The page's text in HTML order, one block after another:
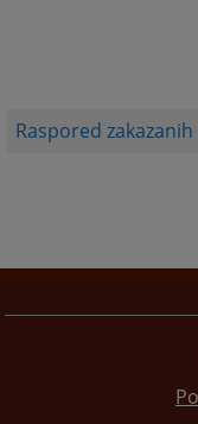
Raspored